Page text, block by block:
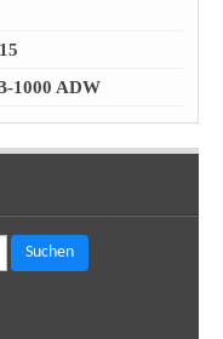
1000 ADW